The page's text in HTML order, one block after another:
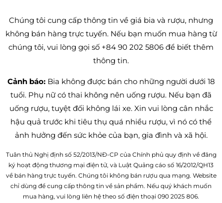
Chúng tôi cung cấp thông tin về giá bia và rượu, nhưng
không bán hàng trực tuyến. Nếu bạn muốn mua hàng từ
chúng tôi, vui lòng gọi số +84 90 202 5806 để biết thêm
thông tin.
Cảnh báo:Bia không được bán cho những người dưới 18
tuổi. Phụ nữ có thai không nên uống rượu. Nếu bạn đã
uống rượu, tuyệt đối không lái xe. Xin vui lòng cân nhắc
hậu quả trước khi tiêu thụ quá nhiều rượu, vì nó có thể
ảnh hưởng đến sức khỏe của bạn, gia đình và xã hội.
Tuân thủ Nghị định số 52/2013/NĐ-CP của Chính phủ quy định về đăng
ký hoạt động thương mại điện tử, và Luật Quảng cáo số 16/2012/QH13
về bán hàng trực tuyến. Chúng tôi không bán rượu qua mạng. Website
chỉ dùng để cung cấp thông tin về sản phẩm. Nếu quý khách muốn
mua hàng, vui lòng liên hệ theo số điện thoại 090 2025 806.